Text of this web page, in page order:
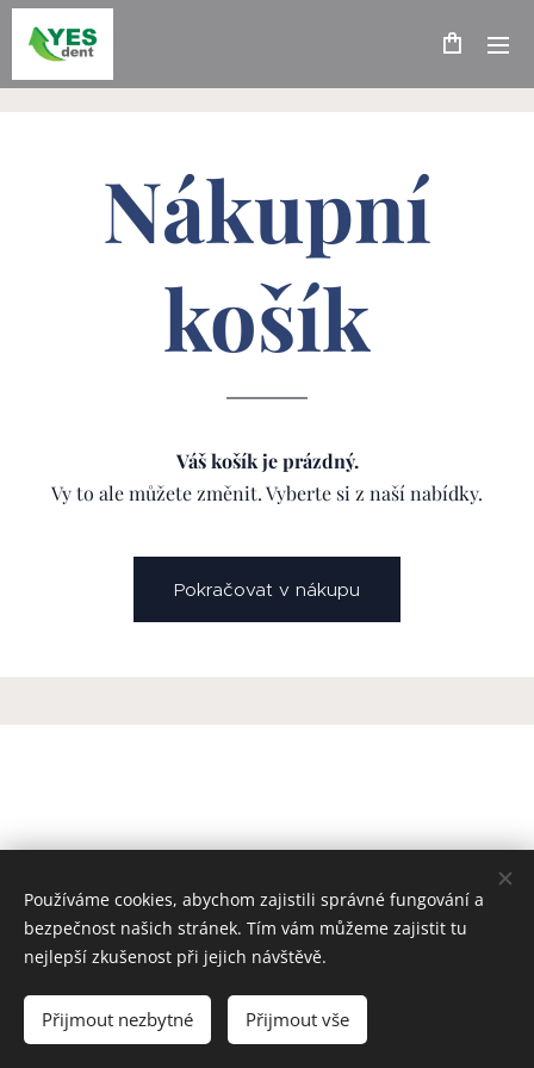
Nákupní
košík
Váš košík je prázdný.
Vy to ale můžete změnit. Vyberte si z naší nabídky.
Pokračovat v nákupu
Made by YESdent Cookies
Používáme cookies, abychom zajistili správné fungování a
bezpečnost našich stránek. Tím vám můžeme zajistit tu
nejlepší zkušenost při jejich návštěvě.
Přijmout nezbytné Přijmout vše